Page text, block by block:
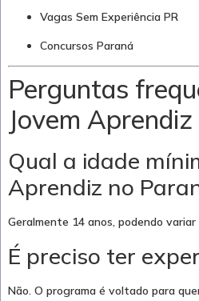
Vagas Sem Experiência PR
Concursos Paraná
Perguntas
Jovem Aprendiz
Qual a idade
Aprendiz no
Geralmente 14 anos, podendo
É preciso ter
Não. O programa é voltado para